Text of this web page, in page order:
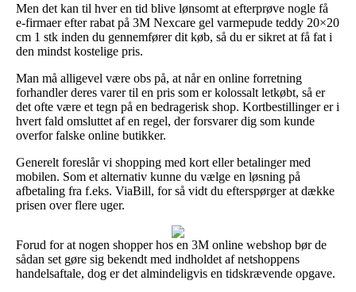
Men det kan til hver en tid blive lønsomt at efterprøve nogle få
e-firmaer efter rabat på 3M Nexcare gel varmepude teddy 20×20
cm 1 stk inden du gennemfører dit køb, så du er sikret at få fat i
den mindst kostelige pris.
Man må alligevel være obs på, at når en online forretning
forhandler deres varer til en pris som er kolossalt letkøbt, så er
det ofte være et tegn på en bedragerisk shop. Kortbestillinger er i
hvert fald omsluttet af en regel, der forsvarer dig som kunde
overfor falske online butikker.
Generelt foreslår vi shopping med kort eller betalinger med
mobilen. Som et alternativ kunne du vælge en løsning på
afbetaling fra f.eks. ViaBill, for så vidt du efterspørger at dække
prisen over flere uger.
Forud for at nogen shopper hos en 3M online webshop bør de
sådan set gøre sig bekendt med indholdet af netshoppens
handelsaftale, dog er det almindeligvis en tidskrævende opgave.